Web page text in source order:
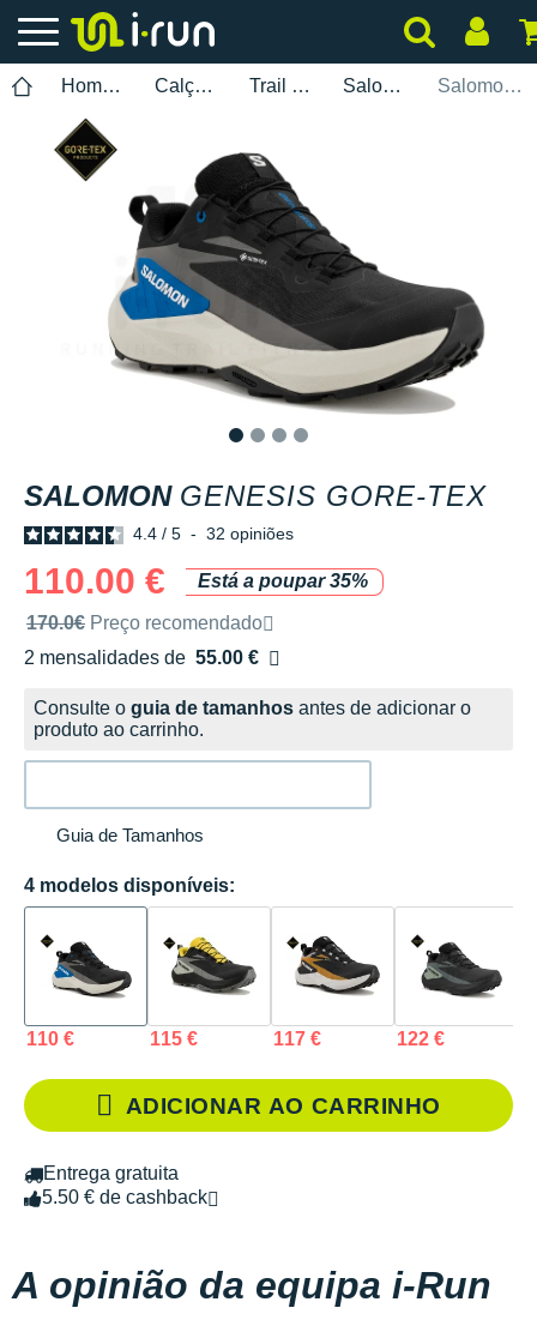
Homem Calçados Trail Running Salomon Salomon Genesis Gore-Tex
SALOMON GENESIS GORE-TEX
4.4 / 5 - 32 opiniões
110.00 €
Está a poupar 35%
Preço de venda recomendado pela marca
170.0€ Preço recomendado
2 mensalidades de 55.00 €
sem custos
Consulte o guia de tamanhos antes de adicionar o
produto ao carrinho.
Guia de Tamanhos
4 modelos disponíveis:
110 € 115 € 117 € 122 €
ADICIONAR AO CARRINHO
Entrega gratuita
5.50 € de cashback
A opinião da equipa i-Run